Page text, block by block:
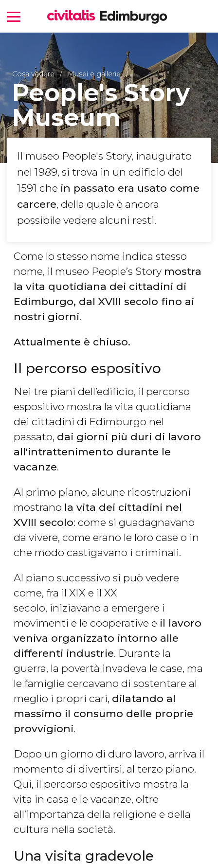
Cosa vedere Musei e gallerie
People's Story
Museum
Il museo People's Story, inaugurato
nel 1989, si trova in un edificio del
1591 che in passato era usato come
carcere, della quale è ancora
possibile vedere alcuni resti.
Come lo stesso nome indica stesso
nome, il museo People’s Story mostra
la vita quotidiana dei cittadini di
Edimburgo, dal XVIII secolo fino ai
nostri giorni.
Attualmente è chiuso.
Il percorso espositivo
Nei tre piani dell’edificio, il percorso
espositivo mostra la vita quotidiana
dei cittadini di Edimburgo nel
passato, dai giorni più duri di lavoro
all'intrattenimento durante le
vacanze.
Al primo piano, alcune ricostruzioni
mostrano la vita dei cittadini nel
XVIII secolo: come si guadagnavano
da vivere, come erano le loro case o in
che modo castigavano i criminali.
Al piano successivo si può vedere
come, fra il XIX e il XX
secolo, iniziavano a emergere i
movimenti e le cooperative e il lavoro
veniva organizzato intorno alle
differenti industrie. Durante la
guerra, la povertà invadeva le case, ma
le famiglie cercavano di sostentare al
meglio i propri cari, dilatando al
massimo il consumo delle proprie
provvigioni.
Dopo un giorno di duro lavoro, arriva il
momento di divertirsi, al terzo piano.
Qui, il percorso espositivo mostra la
vita in casa e le vacanze, oltre
all’importanza della religione e della
cultura nella società.
Una visita gradevole